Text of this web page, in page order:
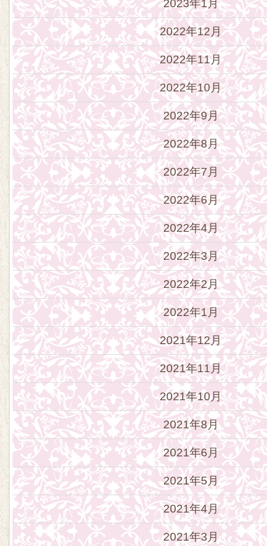
2023年1月
2022年12月
2022年11月
2022年10月
2022年9月
2022年8月
2022年7月
2022年6月
2022年4月
2022年3月
2022年2月
2022年1月
2021年12月
2021年11月
2021年10月
2021年8月
2021年6月
2021年5月
2021年4月
2021年3月